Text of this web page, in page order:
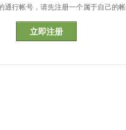
通行帐号，请先注册一个属于自己的帐
立即注册